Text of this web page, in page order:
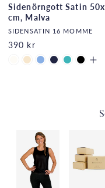
Sidenörngott Satin
cm, Malva
SIDENSATIN 16 MOMME
390 kr